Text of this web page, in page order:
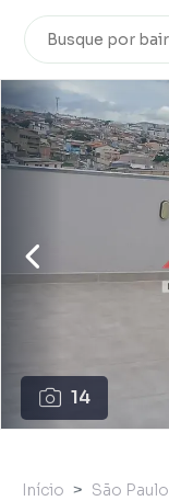
14
Início São Paulo